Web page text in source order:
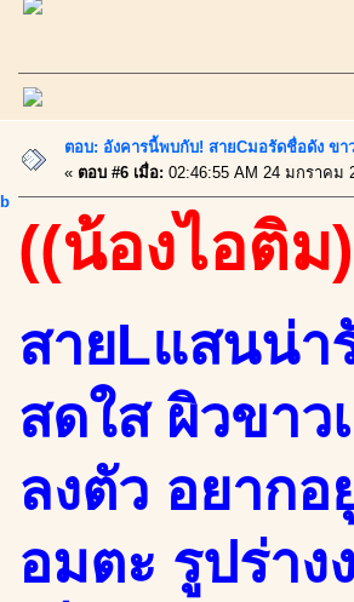
ตอบ: อังคารนี้พบกับ! สายCมอรัดชื่อดัง ขา
« ตอบ #6 เมื่อ: 02:46:55 AM 24 มกราคม
((น้องไอติม)
สายLแสนน่า
สดใส ผิวขาว
ลงตัว อยากอ
อมตะ รูปร่า